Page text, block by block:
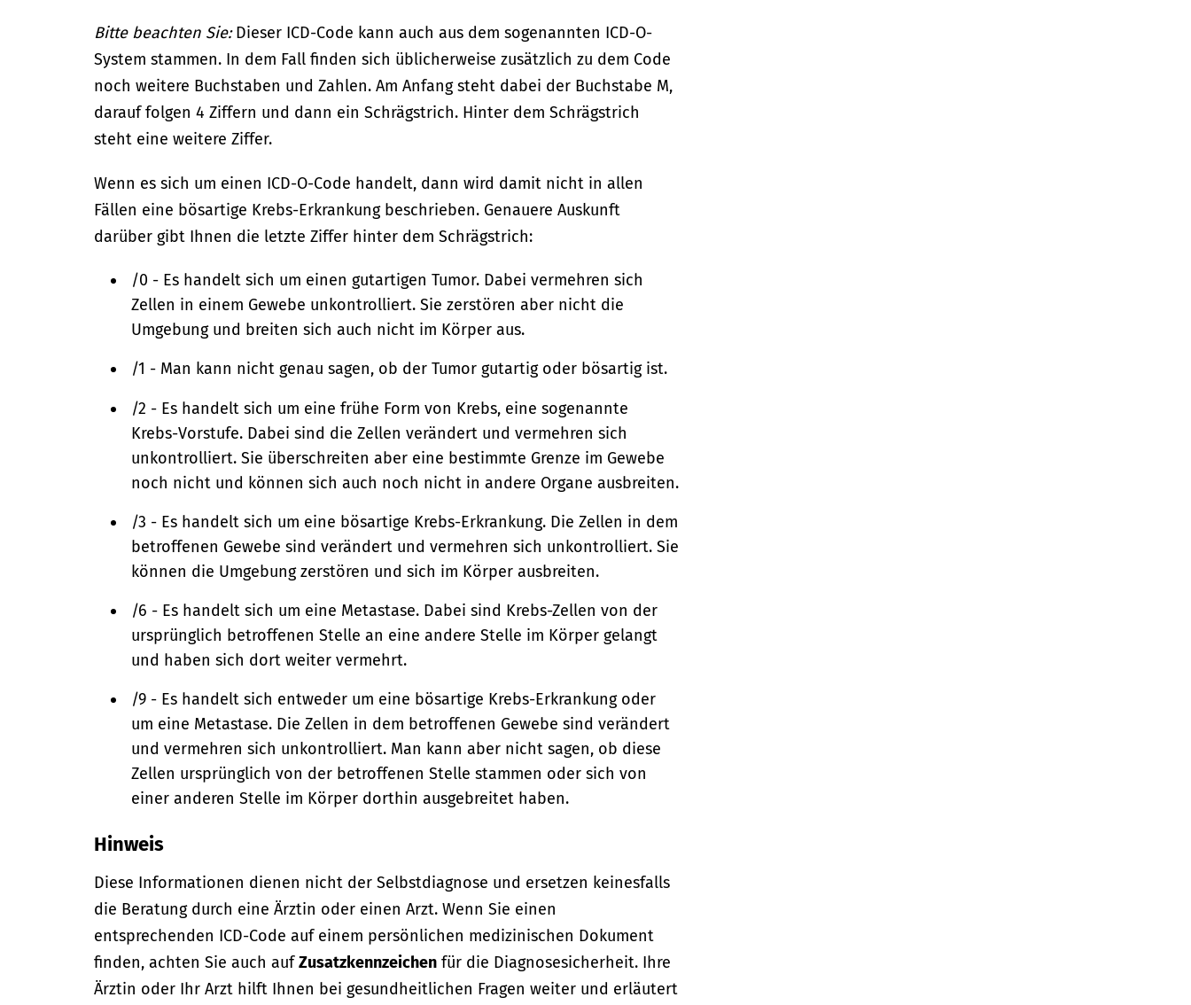
Bitte beachten Sie:Dieser ICD-Code kann auch aus dem sogenannten ICD-O-
System stammen. In dem Fall finden sich üblicherweise zusätzlich zu dem Code
noch weitere Buchstaben und Zahlen. Am Anfang steht dabei der Buchstabe M,
darauf folgen 4 Ziffern und dann ein Schrägstrich. Hinter dem Schrägstrich
steht eine weitere Ziffer.
Wenn es sich um einen ICD-O-Code handelt, dann wird damit nicht in allen
Fällen eine bösartige Krebs-Erkrankung beschrieben. Genauere Auskunft
darüber gibt Ihnen die letzte Ziffer hinter dem Schrägstrich:
/0 - Es handelt sich um einen gutartigen Tumor. Dabei vermehren sich
Zellen in einem Gewebe unkontrolliert. Sie zerstören aber nicht die
Umgebung und breiten sich auch nicht im Körper aus.
/1 - Man kann nicht genau sagen, ob der Tumor gutartig oder bösartig ist.
/2 - Es handelt sich um eine frühe Form von Krebs, eine sogenannte
Krebs-Vorstufe. Dabei sind die Zellen verändert und vermehren sich
unkontrolliert. Sie überschreiten aber eine bestimmte Grenze im Gewebe
noch nicht und können sich auch noch nicht in andere Organe ausbreiten.
/3 - Es handelt sich um eine bösartige Krebs-Erkrankung. Die Zellen in dem
betroffenen Gewebe sind verändert und vermehren sich unkontrolliert. Sie
können die Umgebung zerstören und sich im Körper ausbreiten.
/6 - Es handelt sich um eine Metastase. Dabei sind Krebs-Zellen von der
ursprünglich betroffenen Stelle an eine andere Stelle im Körper gelangt
und haben sich dort weiter vermehrt.
/9 - Es handelt sich entweder um eine bösartige Krebs-Erkrankung oder
um eine Metastase. Die Zellen in dem betroffenen Gewebe sind verändert
und vermehren sich unkontrolliert. Man kann aber nicht sagen, ob diese
Zellen ursprünglich von der betroffenen Stelle stammen oder sich von
einer anderen Stelle im Körper dorthin ausgebreitet haben.
Hinweis
Diese Informationen dienen nicht der Selbstdiagnose und ersetzen keinesfalls
die Beratung durch eine Ärztin oder einen Arzt. Wenn Sie einen
entsprechenden ICD-Code auf einem persönlichen medizinischen Dokument
finden, achten Sie auch aufZusatzkennzeichen für die Diagnosesicherheit. Ihre
Ärztin oder Ihr Arzt hilft Ihnen bei gesundheitlichen Fragen weiter und erläutert